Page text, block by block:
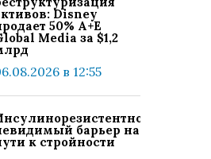
Disney
50% A+E
Media за $1,2
в 12:55
барьер на
к стройности